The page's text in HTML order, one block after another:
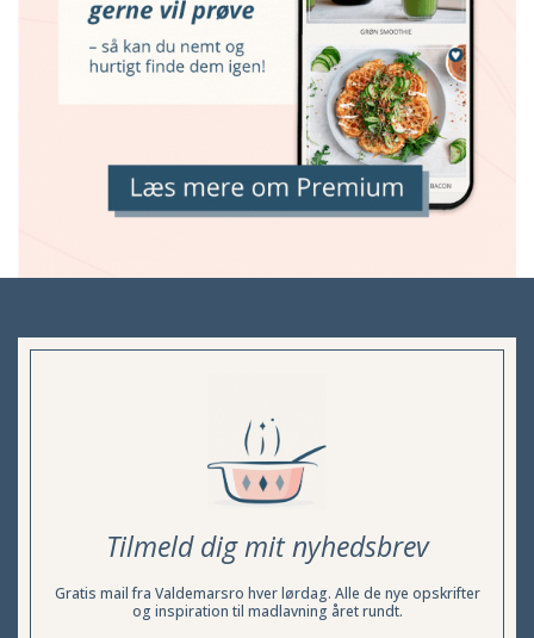
Tilmeld dig mit nyhedsbrev
Gratis mail fra Valdemarsro hver lørdag. Alle de nye opskrifter
og inspiration til madlavning året rundt.